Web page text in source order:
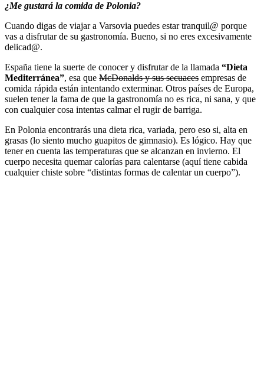
¿Me gustará la comida de Polonia?
Cuando digas de viajar a Varsovia puedes estar tranquil@ porque
vas a disfrutar de su gastronomía. Bueno, si no eres excesivamente
delicad@.
España tiene la suerte de conocer y disfrutar de la llamada “Dieta
Mediterránea”, esa que McDonalds y sus secuaces empresas de
comida rápida están intentando exterminar. Otros países de Europa,
suelen tener la fama de que la gastronomía no es rica, ni sana, y que
con cualquier cosa intentas calmar el rugir de barriga.
En Polonia encontrarás una dieta rica, variada, pero eso si, alta en
grasas (lo siento mucho guapitos de gimnasio). Es lógico. Hay que
tener en cuenta las temperaturas que se alcanzan en invierno. El
cuerpo necesita quemar calorías para calentarse (aquí tiene cabida
cualquier chiste sobre “distintas formas de calentar un cuerpo”).